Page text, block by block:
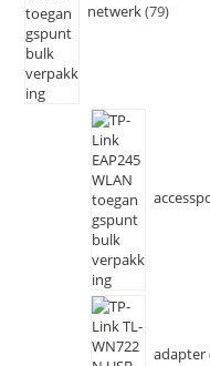
netwerk 79
adapter